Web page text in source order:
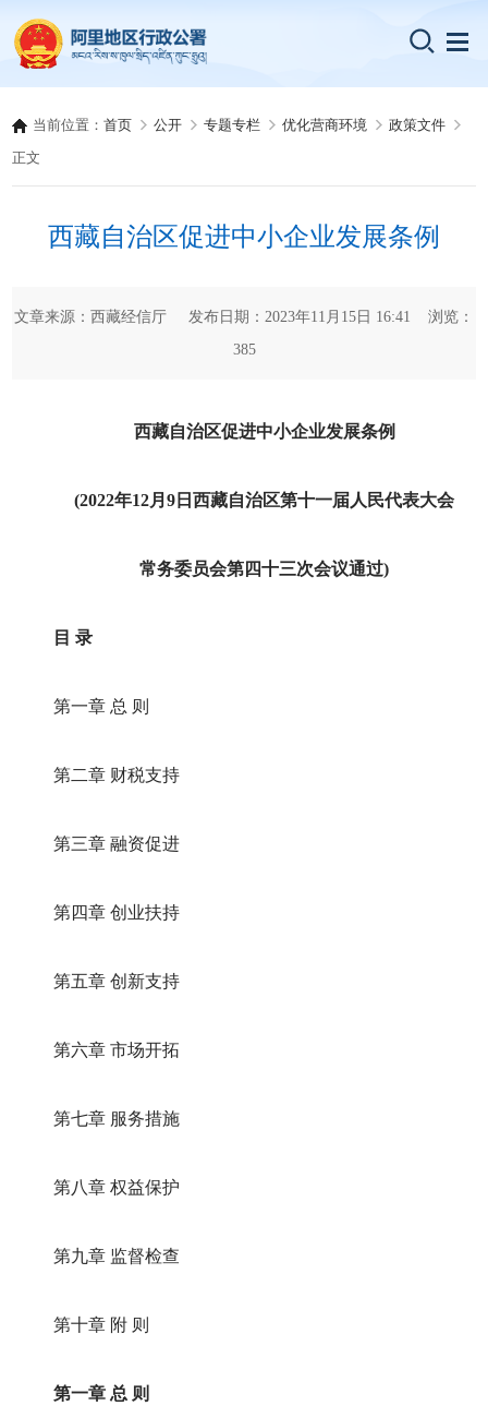
当前位置：首页 公开 专题专栏 优化营商环境
政策文件
正文
西藏自治区促进中小企业发展条例
文章来源：西藏经信厅 发布日期：2023年11月15日 16:41 浏览：
385
西藏自治区促进中小企业发展条例
(2022年12月9日西藏自治区第十一届人民代表大会
常务委员会第四十三次会议通过)
目 录
第一章 总 则
第二章 财税支持
第三章 融资促进
第四章 创业扶持
第五章 创新支持
第六章 市场开拓
第七章 服务措施
第八章 权益保护
第九章 监督检查
第十章 附 则
第一章 总 则